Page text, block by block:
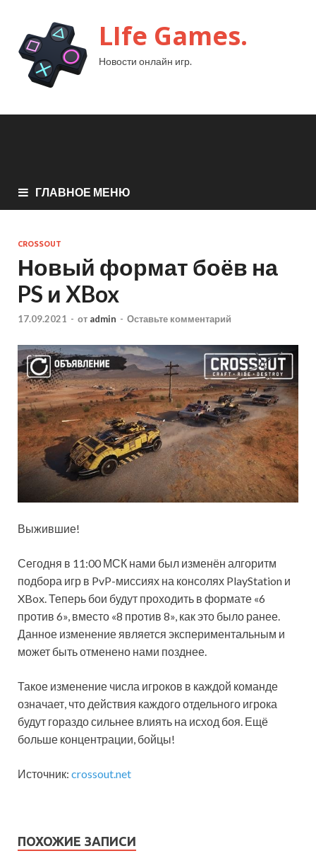
LIfe Games.
Новости онлайн игр.
ГЛАВНОЕ МЕНЮ
CROSSOUT
Новый формат боёв на
PS и XBox
17.09.2021 - от admin - Оставьте комментарий
Выжившие!
Сегодня в 11:00 МСК нами был изменён алгоритм
подбора игр в PvP-миссиях на консолях PlayStation и
XBox. Теперь бои будут проходить в формате «6
против 6», вместо «8 против 8», как это было ранее.
Данное изменение является экспериментальным и
может быть отменено нами позднее.
Такое изменение числа игроков в каждой команде
означает, что действия каждого отдельного игрока
будут гораздо сильнее влиять на исход боя. Ещё
больше концентрации, бойцы!
Источник: crossout.net
ПОХОЖИЕ ЗАПИСИ